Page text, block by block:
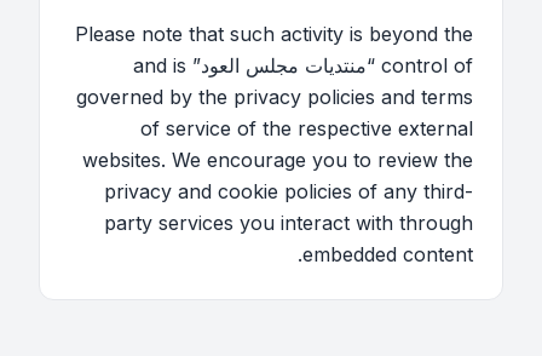
Please note that such activity is beyond the
control of “منتديات مجلس العود” and is
governed by the privacy policies and terms
of service of the respective external
websites. We encourage you to review the
privacy and cookie policies of any third-
party services you interact with through
embedded content.